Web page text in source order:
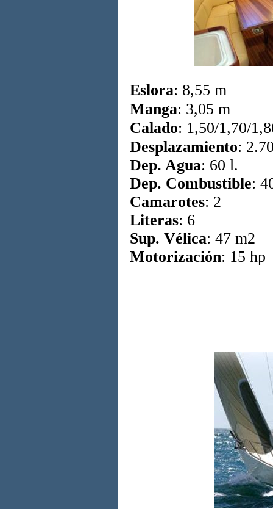
Eslora: 8,55 m
Manga: 3,05 m
Calado: 1,50/1,70/
Desplazamiento:
Dep. Agua: 60 l.
Dep. Combustible:
Camarotes: 2
Literas: 6
Sup. Vélica: 47 m2
Motorización: 15 hp